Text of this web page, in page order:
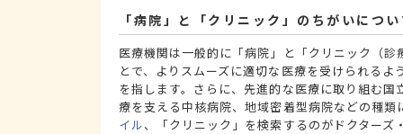
「病院」と「クリニック」のちがいにつ
医療機関は一般的に「病院」と「クリニック（
とで、よりスムーズに適切な医療を受けられる
を指します。さらに、先進的な医療に取り組む
療を支える中核病院、地域密着型病院などの種類
イル、「クリニック」を検索するのがドクターズ